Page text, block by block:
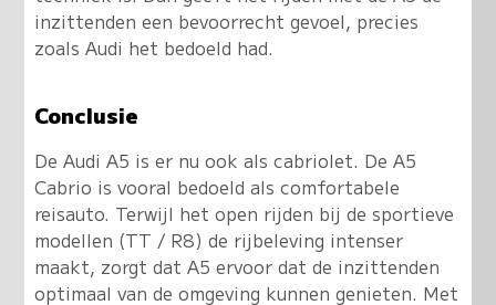
inzittenden een bevoorrecht gevoel, precies
zoals Audi het bedoeld had.
Conclusie
De Audi A5 is er nu ook als cabriolet. De A5
Cabrio is vooral bedoeld als comfortabele
reisauto. Terwijl het open rijden bij de sportieve
modellen (TT / R8) de rijbeleving intenser
maakt, zorgt dat A5 ervoor dat de inzittenden
optimaal van de omgeving kunnen genieten. Met